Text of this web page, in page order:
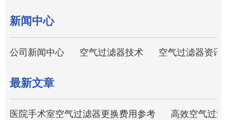
新闻中心
公司新闻中心 空气过滤器技术 空气过滤器资讯
最新文章
医院手术室空气过滤器更换费用参考 高效空气过